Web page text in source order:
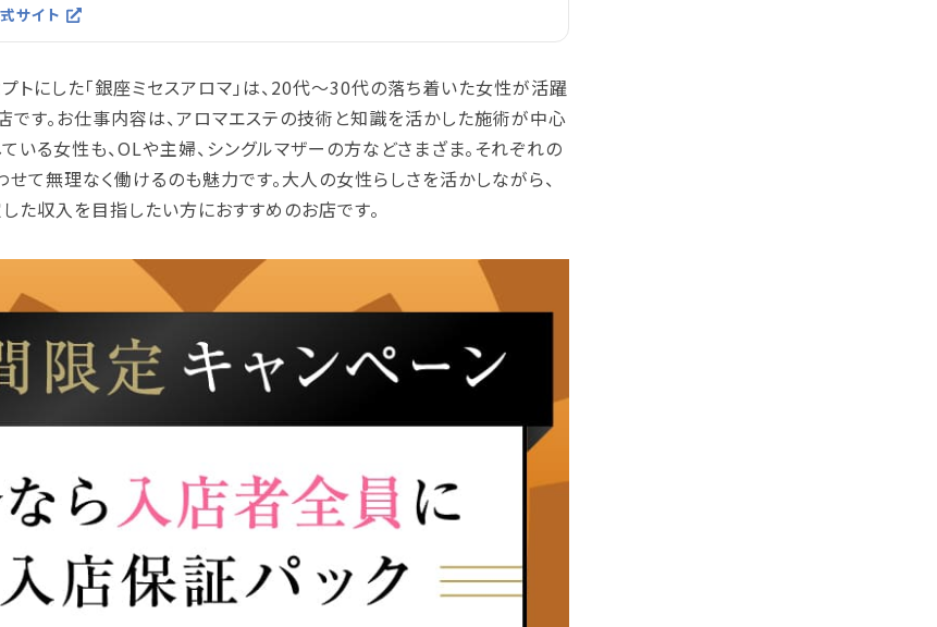
サイト
トにした「銀座ミセスアロマ」は、20代〜30代の落ち着いた女性が活躍
です。お仕事内容は、アロマエステの技術と知識を活かした施術が中心
ている女性も、OLや主婦、シングルマザーの方などさまざま。それぞれの
せて無理なく働けるのも魅力です。大人の女性らしさを活かしながら、
た収入を目指したい方におすすめのお店です。